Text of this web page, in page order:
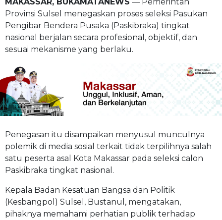
Provinsi Sulsel menegaskan proses seleksi Pasukan
Pengibar Bendera Pusaka (Paskibraka) tingkat
nasional berjalan secara profesional, objektif, dan
sesuai mekanisme yang berlaku.
Penegasan itu disampaikan menyusul munculnya
polemik di media sosial terkait tidak terpilihnya salah
satu peserta asal Kota Makassar pada seleksi calon
Paskibraka tingkat nasional.
Kepala Badan Kesatuan Bangsa dan Politik
(Kesbangpol) Sulsel, Bustanul, mengatakan,
pihaknya memahami perhatian publik terhadap